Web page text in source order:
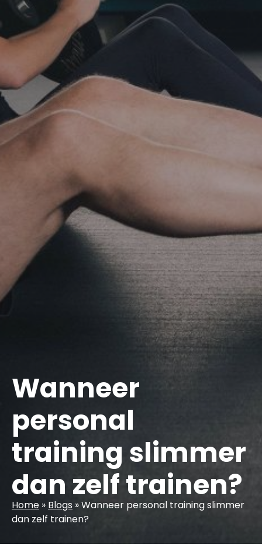
Wanneer
personal
training slimmer
dan zelf trainen?
Home » Blogs »Wanneer personal training slimmer
dan zelf trainen?